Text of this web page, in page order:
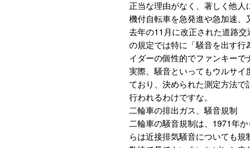
正当な理由がなく、著しく他
機付自転車を急発進や急加速、
去年の11月に改正された道路
の規定では特に「騒音を出す
イダーの個性的でファンキーで
実際、騒音といってもウルサ
ており、決められた測定方法
行われるわけですな。
二輪車の排出ガス、騒音規制
二輪車の騒音規制は、1971年
らは近接排気騒音についても規